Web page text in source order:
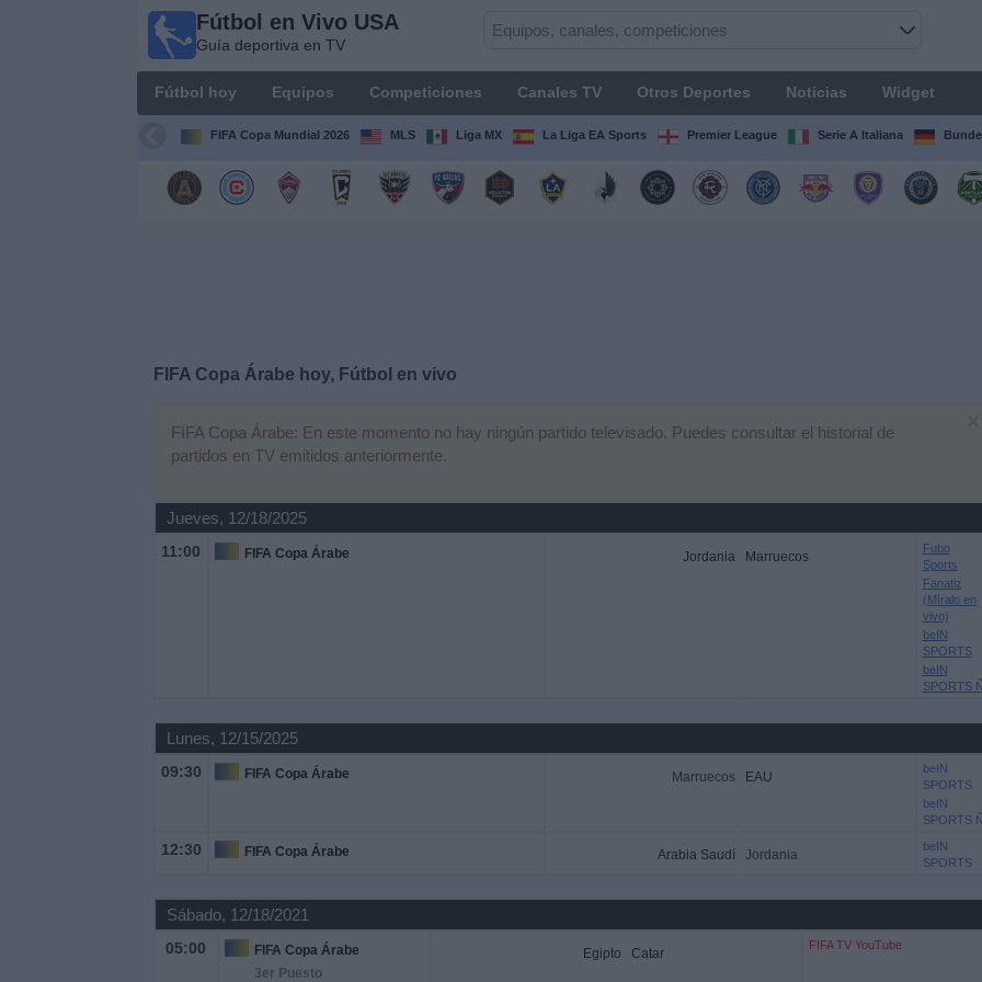
Fútbol en Vivo USA
Guía deportiva en TV
Fútbol hoy Equipos Competiciones Canales TV Otros Deportes Noticias Widget
FIFA Copa Mundial 2026 MLS Liga MX La Liga EA Sports Premier League Serie A Italiana
FIFA Copa Árabe hoy, Fútbol en vivo
FIFA Copa Árabe: En este momento no hay ningún partido televisado. Puedes consultar el historial de
partidos en TV emitidos anteriormente.
Jueves, 12/18/2025
11:00 FIFA Copa Árabe Jordania Marruecos
Fubo
Sports
Fanatiz
(Míralo en
vivo)
beIN
SPORTS
beIN
SPORTS
Lunes, 12/15/2025
09:30 FIFA Copa Árabe Marruecos EAU
beIN
SPORTS
beIN
SPORTS
12:30 FIFA Copa Árabe Arabia Saudí Jordania
beIN
SPORTS
Sábado, 12/18/2021
05:00
FIFA Copa Árabe
3er Puesto
Egipto Catar
FIFA TV YouTube